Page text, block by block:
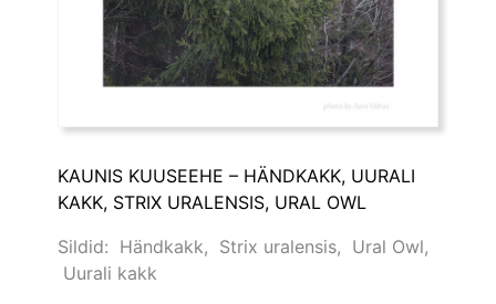
KAUNIS KUUSEEHE – HÄNDKAKK, UURALI
KAKK, STRIX URALENSIS, URAL OWL
Sildid: Händkakk, Strix uralensis, Ural Owl,
Uurali kakk